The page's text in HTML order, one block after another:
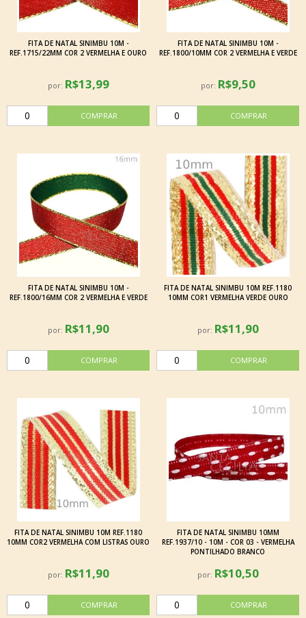
FITA DE NATAL SINIMBU 10M -
REF.1715/22MM COR 2 VERMELHA E OURO
por: R$13,99
FITA DE NATAL SINIMBU 10M -
REF.1800/10MM COR 2 VERMELHA E VERDE
por: R$9,50
FITA DE NATAL SINIMBU 10M -
REF.1800/16MM COR 2 VERMELHA E VERDE
por: R$11,90
FITA DE NATAL SINIMBU 10M REF.1180
10MM COR1 VERMELHA VERDE OURO
por: R$11,90
FITA DE NATAL SINIMBU 10M REF.1180
10MM COR2 VERMELHA COM LISTRAS OURO
por: R$11,90
FITA DE NATAL SINIMBU 10MM
REF.1937/10 - 10M - COR 03 - VERMELHA
PONTILHADO BRANCO
por: R$10,50